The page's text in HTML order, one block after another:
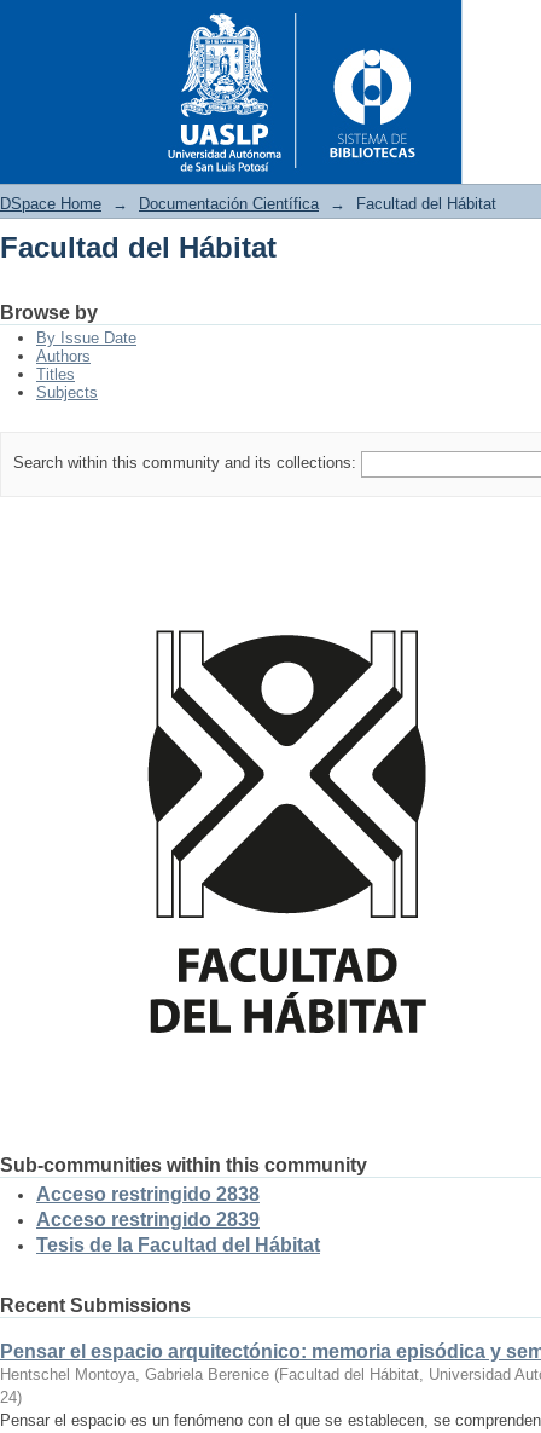
DSpace Home → Documentación Científica → Facultad del Hábitat
Facultad del Hábitat
Browse by
By Issue Date
Authors
Titles
Subjects
Search within this community and its collections:
Sub-communities within this community
Acceso restringido 2838
Acceso restringido 2839
Tesis de la Facultad del Hábitat
Recent Submissions
Pensar el espacio arquitectónico: memoria episódica y
Hentschel Montoya, Gabriela Berenice (Facultad del Hábitat, Universidad
24)
Pensar el espacio es un fenómeno con el que se establecen, se